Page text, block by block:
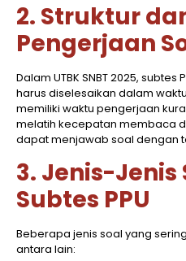
2. Struktur
Pengerjaan
Dalam UTBK SNBT 2025,
harus diselesaikan dalam
memiliki waktu pengerjaan
melatih kecepatan membaca
dapat menjawab soal dengan
3. Jenis-
Subtes PPU
Beberapa jenis soal yang
antara lain:​